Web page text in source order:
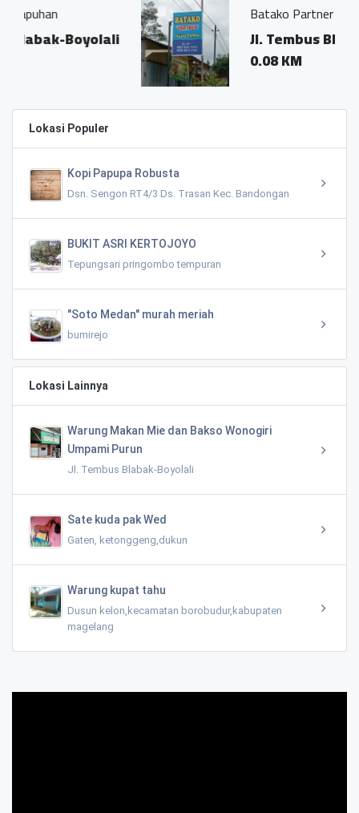
Batako Partner
Jl. Tembus Blabak-Boyolali
0.08 KM
Lokasi Populer
Kopi Papupa Robusta
Dsn. Sengon RT4/3 Ds. Trasan Kec. Bandongan
BUKIT ASRI KERTOJOYO
Tepungsari pringombo tempuran
"Soto Medan" murah meriah
bumirejo
Lokasi Lainnya
Warung Makan Mie dan Bakso Wonogiri
Umpami Purun
Jl. Tembus Blabak-Boyolali
Sate kuda pak Wed
Gaten, ketonggeng,dukun
Warung kupat tahu
Dusun kelon,kecamatan borobudur,kabupaten
magelang